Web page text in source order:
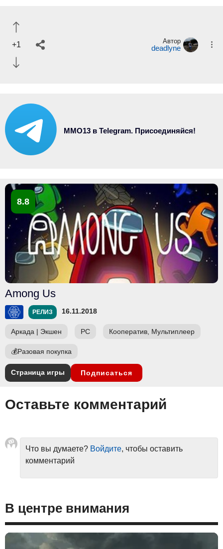
+1 Автор
deadlyne
MMO13 в Telegram. Присоединяйся!
8.8
Among Us
РЕЛИЗ 16.11.2018
Аркада | Экшен PC Кооператив, Мультиплеер
💰Разовая покупка
Страница игры Подписаться
Оставьте комментарий
Что вы думаете? Войдите, чтобы оставить
комментарий
В центре внимания